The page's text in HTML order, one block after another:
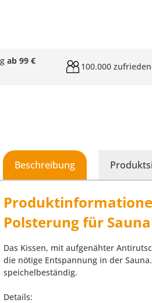
ab 99 €
100.000
Beschreibung
Polsterung für
Das Kissen, mit aufgenähter
die nötige Entspannung in der
speichelbeständig.
Details: